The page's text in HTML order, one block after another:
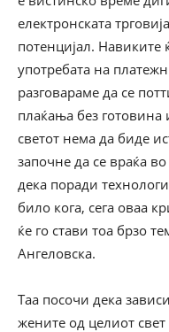
електронската
потенцијал. Навиките
употребата на
разговараме да се
плаќања без готовина
светот нема да биде
започне да се враќа
дека поради
било кога, сега оваа
ќе го стави тоа брзо
Ангеловска.
Таа посочи дека
жените од целиот